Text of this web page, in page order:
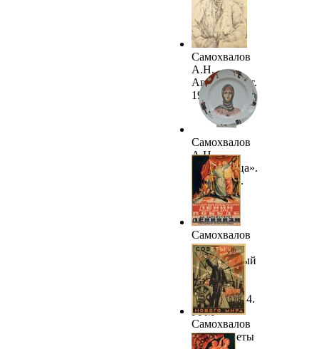
Самохвалов
А.Н.
Автопортрет.
1923. ВОКГ
Самохвалов
А.Н.
«Работница».
1923-1968.
ТОКГ
Самохвалов
А.Н.
Бессмертный
вождь
Октября
Ленин. 1924.
ГРМ
Самохвалов
А.Н. Советы